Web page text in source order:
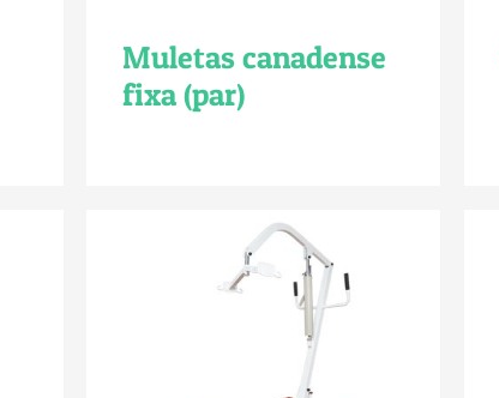
Muletas canadense
fixa (par)